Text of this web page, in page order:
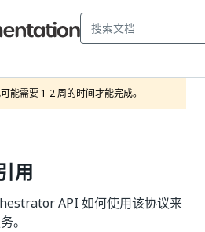
能需要 1-2 周的时间才能完成。
用
API 如何使用该协议来
。